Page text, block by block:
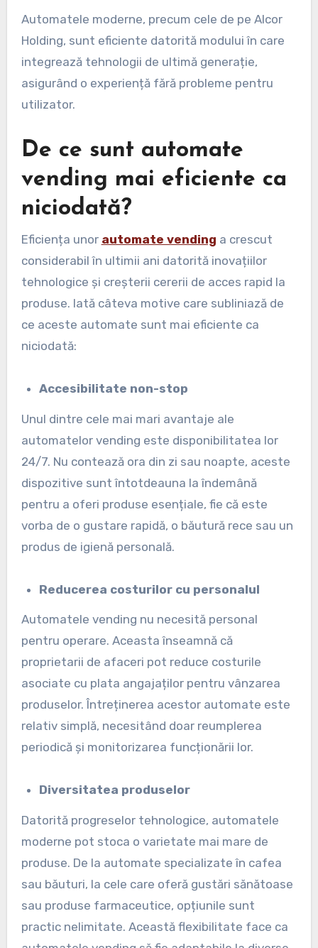
Automatele moderne, precum cele de pe Alcor
Holding, sunt eficiente datorită modului în care
integrează tehnologii de ultimă generație,
asigurând o experiență fără probleme pentru
utilizator.
De ce sunt automate
vending mai eficiente ca
niciodată?
Eficiența unor automate vending a crescut
considerabil în ultimii ani datorită inovațiilor
tehnologice și creșterii cererii de acces rapid la
produse. Iată câteva motive care subliniază de
ce aceste automate sunt mai eficiente ca
niciodată:
Accesibilitate non-stop
Unul dintre cele mai mari avantaje ale
automatelor vending este disponibilitatea lor
24/7. Nu contează ora din zi sau noapte, aceste
dispozitive sunt întotdeauna la îndemână
pentru a oferi produse esențiale, fie că este
vorba de o gustare rapidă, o băutură rece sau un
produs de igienă personală.
Reducerea costurilor cu personalul
Automatele vending nu necesită personal
pentru operare. Aceasta înseamnă că
proprietarii de afaceri pot reduce costurile
asociate cu plata angajaților pentru vânzarea
produselor. Întreținerea acestor automate este
relativ simplă, necesitând doar reumplerea
periodică și monitorizarea funcționării lor.
Diversitatea produselor
Datorită progreselor tehnologice, automatele
moderne pot stoca o varietate mai mare de
produse. De la automate specializate în cafea
sau băuturi, la cele care oferă gustări sănătoase
sau produse farmaceutice, opțiunile sunt
practic nelimitate. Această flexibilitate face ca